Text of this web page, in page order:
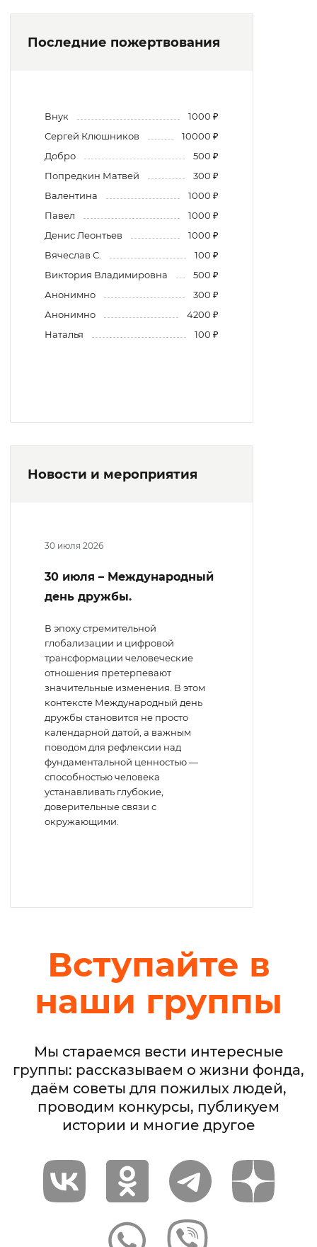
Последние пожертвования
Внук
1000 ₽
Сергей Клюшников
10000 ₽
Добро
500 ₽
Попредкин Матвей
300 ₽
Валентина
1000 ₽
Павел
1000 ₽
Денис Леонтьев
1000 ₽
Вячеслав С.
100 ₽
Виктория Владимировна
500 ₽
Анонимно
300 ₽
Анонимно
4200 ₽
Наталья
100 ₽
Новости и мероприятия
30 июля 2026
30 июля – Международный
день дружбы.
В эпоху стремительной
глобализации и цифровой
трансформации человеческие
отношения претерпевают
значительные изменения. В этом
контексте Международный день
дружбы становится не просто
календарной датой, а важным
поводом для рефлексии над
фундаментальной ценностью —
способностью человека
устанавливать глубокие,
доверительные связи с
окружающими.
Вступайте в
наши группы
Мы стараемся вести интересные
группы: рассказываем о жизни фонда,
даём советы для пожилых людей,
проводим конкурсы, публикуем
истории и многие другое